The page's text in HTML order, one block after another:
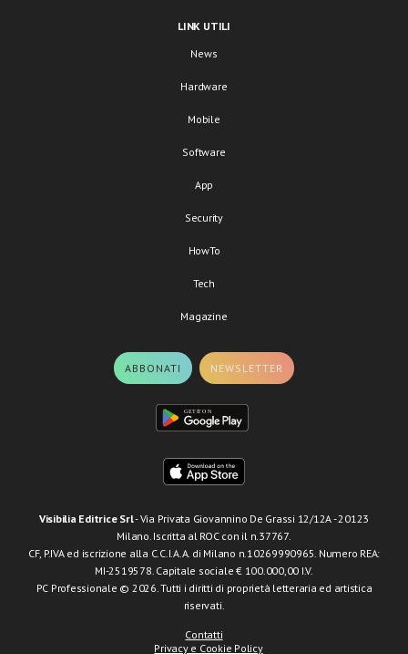
LINK UTILI
News
Hardware
Mobile
Software
App
Security
HowTo
Tech
Magazine
ABBONATI NEWSLETTER
Visibilia Editrice Srl- Via Privata Giovannino De Grassi 12/12A - 20123
Milano. Iscritta al ROC con il n.37767.
CF, P.IVA ed iscrizione alla C.C.I.A.A. di Milano n.10269990965. Numero REA:
MI-2519578. Capitale sociale € 100.000,00 I.V.
PC Professionale © 2026. Tutti i diritti di proprietà letteraria ed artistica
riservati.
Contatti
Privacy e Cookie Policy